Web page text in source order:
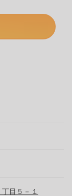
目５－１